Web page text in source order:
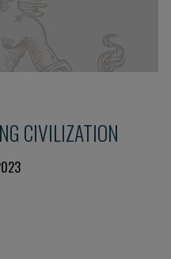
CIVILIZATION